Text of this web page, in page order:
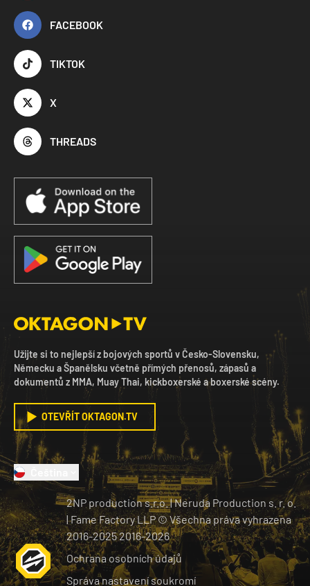
FACEBOOK
TIKTOK
X
THREADS
Užijte si to nejlepší z bojových sportů v Česko-Slovensku,
Německu a Španělsku včetně přímých přenosů, zápasů a
dokumentů z MMA, Muay Thai, kickboxerské a boxerské scény.
OTEVŘÍT OKTAGON.TV
2NP production s.r.o.|Neruda Production s. r. o.
| Fame Factory LLP © Všechna práva vyhrazena
2016-20252016-2026
Ochrana osobních údajů
Správa nastavení soukromí